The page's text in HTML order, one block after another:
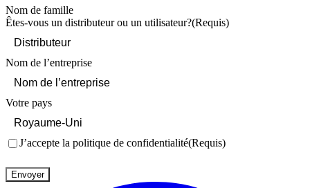
Nom de famille
Êtes-vous un distributeur ou un utilisateur?(Requis)
Nom de l’entreprise
Votre pays
Consentement(Requis)
J’accepte la politique de confidentialité(Requis)